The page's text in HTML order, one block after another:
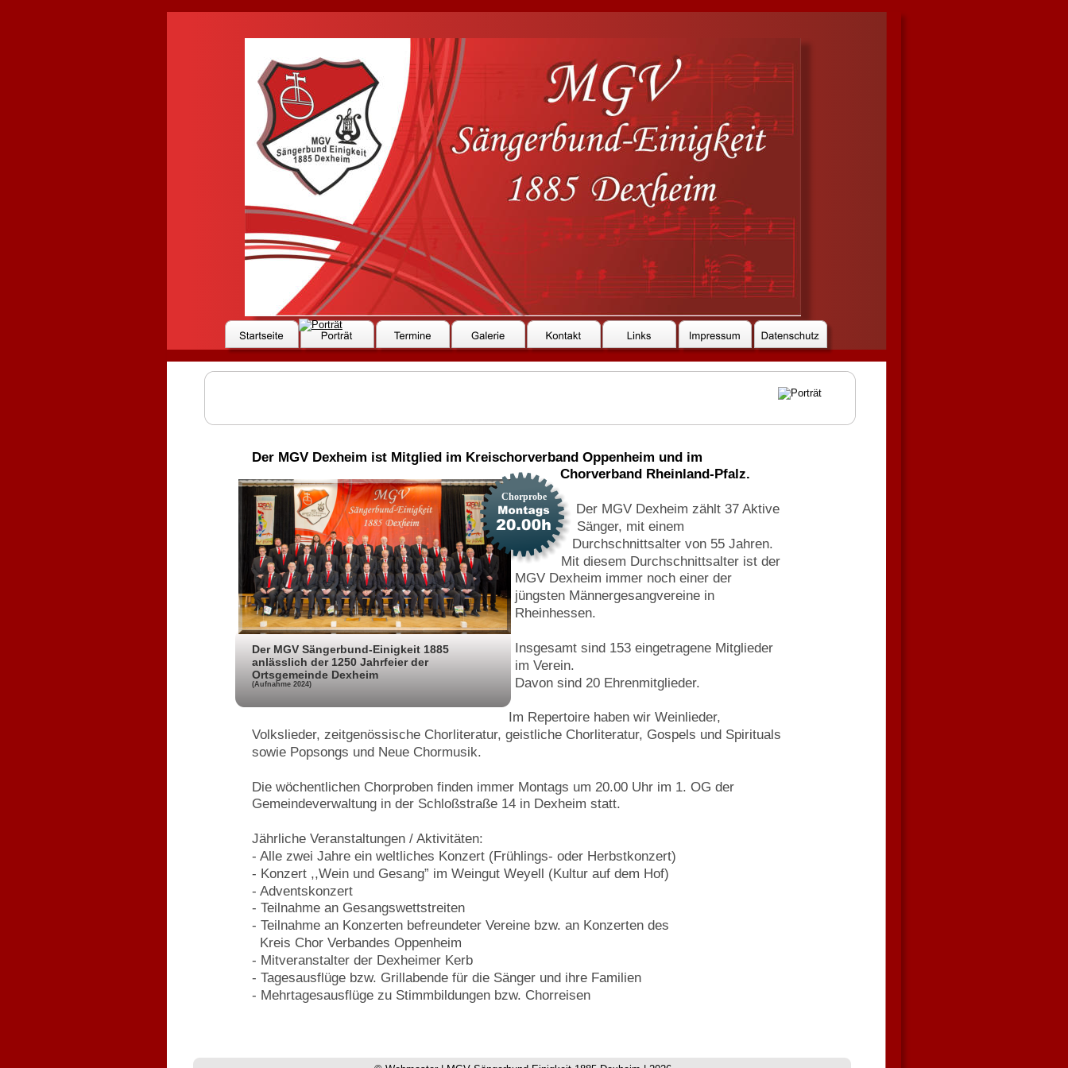
Der MGV Dexheim ist Mitglied im Kreischorverband Oppenheim und im
Chorverband Rheinland-Pfalz.
Der MGV Dexheim zählt 37 Aktive
Sänger, mit einem
Durchschnittsalter von 55 Jahren.
Mit diesem Durchschnittsalter ist der
MGV Dexheim immer noch einer der
jüngsten Männergesangvereine in
Rheinhessen.
Insgesamt sind 153 eingetragene Mitglieder
im Verein.
Davon sind 20 Ehrenmitglieder.
Im Repertoire haben wir Weinlieder,
Volkslieder, zeitgenössische Chorliteratur, geistliche Chorliteratur, Gospels und Spirituals
sowie Popsongs und Neue Chormusik.
Die wöchentlichen Chorproben finden immer Montags um 20.00 Uhr im 1. OG der
Gemeindeverwaltung in der Schloßstraße 14 in Dexheim statt.
Jährliche Veranstaltungen / Aktivitäten:
- Alle zwei Jahre ein weltliches Konzert (Frühlings- oder Herbstkonzert)
- Konzert ,,Wein und Gesang” im Weingut Weyell (Kultur auf dem Hof)
- Adventskonzert
- Teilnahme an Gesangswettstreiten
- Teilnahme an Konzerten befreundeter Vereine bzw. an Konzerten des
Kreis Chor Verbandes Oppenheim
- Mitveranstalter der Dexheimer Kerb
- Tagesausflüge bzw. Grillabende für die Sänger und ihre Familien
- Mehrtagesausflüge zu Stimmbildungen bzw. Chorreisen
Der MGV Sängerbund-Einigkeit 1885
anlässlich der 1250 Jahrfeier der
Ortsgemeinde Dexheim
(Aufnahme 2024)
Chorprobe